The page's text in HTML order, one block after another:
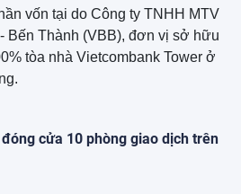
vốn tại do Công ty TNHH MTV
Bến Thành (VBB), đơn vị sở hữu
tòa nhà Vietcombank Tower ở
cửa 10 phòng giao dịch trên